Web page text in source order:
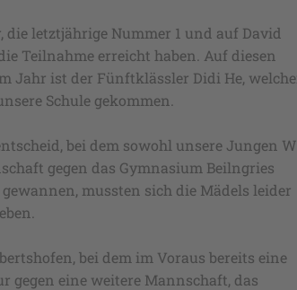
letztjährige Nummer 1 und auf David
Teilnahme erreicht haben. Auf diesen
Jahr ist der Fünftklässler Didi He,
Schule gekommen.
bei dem sowohl unsere Jungen
gegen das Gymnasium Beilngries
mussten sich die Mädels leider
bei dem im Voraus bereits eine
gegen eine weitere Mannschaft, das